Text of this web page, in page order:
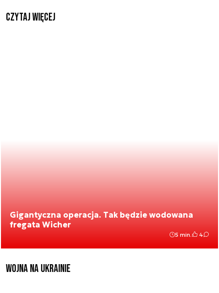
czytaj więcej
Gigantyczna operacja. Tak będzie wodowana
fregata Wicher
5 min. 4
Wojna na Ukrainie